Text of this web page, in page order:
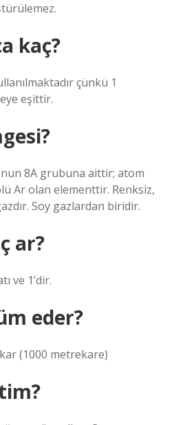
kaç?
çünkü 1
eşittir.
8A grubuna aittir; atom
Ar olan elementtir. Renksiz,
Soy gazlardan biridir.
ar?
ve 1’dir.
eder?
(1000 metrekare)